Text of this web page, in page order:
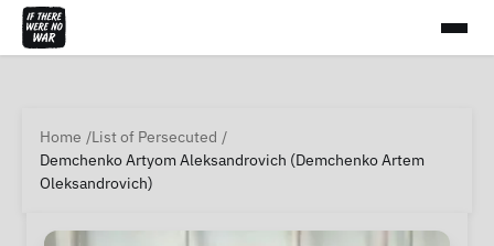
Home
List of Persecuted
Demchenko Artyom Aleksandrovich (Demchenko Artem
Oleksandrovich)